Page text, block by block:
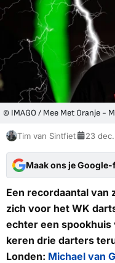
© IMAGO / Mee Met Oranje -
Tim van Sintfiet 23
Maak ons je
Een recordaantal van
zich voor het WK
echter een spookhuis
keren drie darters
Londen: Michael van